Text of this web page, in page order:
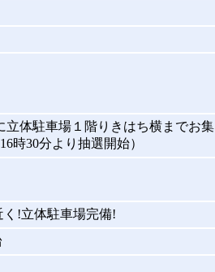
立体駐車場１階りきはち横までお集
時30分より抽選開始）
!立体駐車場完備!